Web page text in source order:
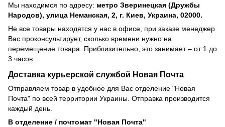
Мы находимся по адресу: метро Зверинецкая (Дружбы
Народов), улица Неманская, 2, г. Киев, Украина, 02000.
Не все товары находятся у нас в офисе, при заказе менеджер
Вас проконсультирует, сколько времени нужно на
перемещение товара. Приблизительно, это занимает – от 1 до
3 часов.
Доставка курьерской службой Новая Почта
Отправляем товар в удобное для Вас отделение "Новая
Почта" по всей территории Украины. Отправка производится
каждый день.
В отделение / почтомат "Новая Почта"